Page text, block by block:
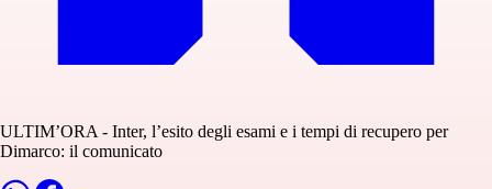
ULTIM’ORA - Inter, l’esito degli esami e i tempi di recupero per
Dimarco: il comunicato